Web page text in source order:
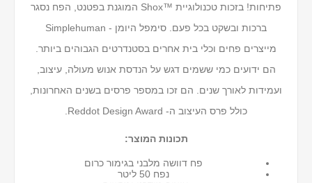
פתיחות! בזכות טכנולוגיית ™Shox המוגנת בפטנט, הפח נסגר
ברכות ובשקט בכל פעם. סימפל היומן - Simplehuman
מייצרים פחים וכלי בית אחרים בסטנדרטים הגבוהים ביותר.
הם ידועים כמי ששמים דגש על הנדסת אנוש מעולה, עיצוב,
ועמידות לאורך שנים. הם זכו במספר פרסים בשנים האחרונות,
כולל פרס העיצוב ה- Reddot Design Award.
תכונות המוצר:
פח דוושה מלבני בגימור כרום
נפח 50 ליטר